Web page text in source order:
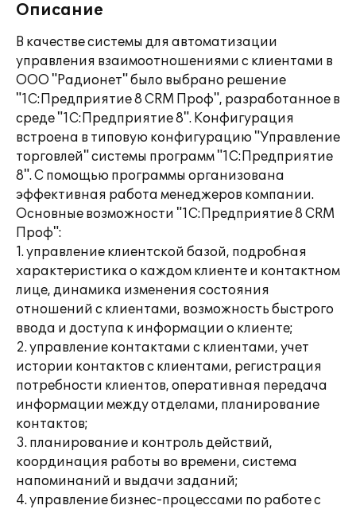
Описание
В качестве системы для автоматизации
управления взаимоотношениями с клиентами в
ООО "Радионет" было выбрано решение
"1С:Предприятие 8 CRM Проф", разработанное в
среде "1С:Предприятие 8". Конфигурация
встроена в типовую конфигурацию "Управление
торговлей" системы программ "1С:Предприятие
8". С помощью программы организована
эффективная работа менеджеров компании.
Основные возможности "1С:Предприятие 8 CRM
Проф":
1. управление клиентской базой, подробная
характеристика о каждом клиенте и контактном
лице, динамика изменения состояния
отношений с клиентами, возможность быстрого
ввода и доступа к информации о клиенте;
2. управление контактами с клиентами, учет
истории контактов с клиентами, регистрация
потребности клиентов, оперативная передача
информации между отделами, планирование
контактов;
3. планирование и контроль действий,
координация работы во времени, система
напоминаний и выдачи заданий;
4. управление бизнес-процессами по работе с